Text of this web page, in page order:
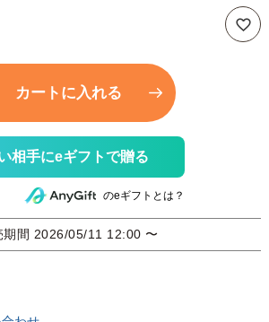
カートに入れる
相手にeギフトで贈る
のeギフトとは？
期間 2026/05/11 12:00 〜